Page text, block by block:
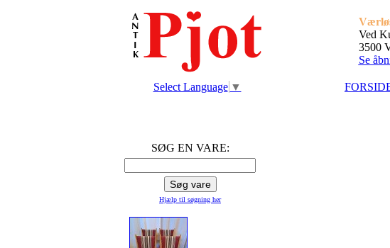
Ved
3500
Se
Select Language ▼
SØG EN VARE:
Hjælp til søgning her